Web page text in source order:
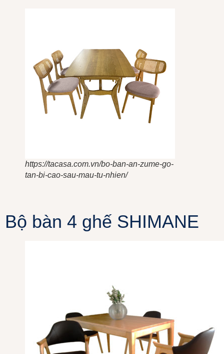
https://tacasa.com.vn/bo-ban-an-zume-go-
tan-bi-cao-sau-mau-tu-nhien/
Bộ bàn 4 ghế SHIMANE